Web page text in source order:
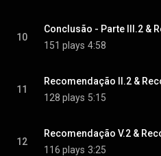
10
151 plays 4:58
11
128 plays 5:15
12
116 plays 3:25